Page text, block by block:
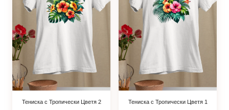
Тениска с Тропически Цветя 2 Тениска с Тропически Цветя 1